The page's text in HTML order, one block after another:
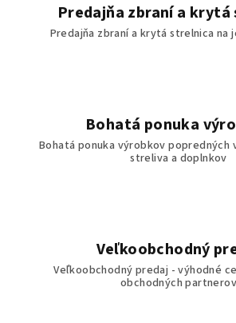
Predajňa zbraní a
Predajňa zbraní a krytá strelnica na
Bohatá ponuka
Bohatá ponuka výrobkov popredných
streliva a doplnkov
Veľkoobchodný
Veľkoobchodný predaj - výhodné
obchodných partnerov